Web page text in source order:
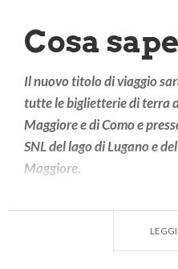
Cosa
Il nuovo titolo di viaggio
tutte le biglietterie di terra
Maggiore e di Como e
SNL del lago di Lugano e
Maggiore.
all’8 Ottobre 2023;
Permette di